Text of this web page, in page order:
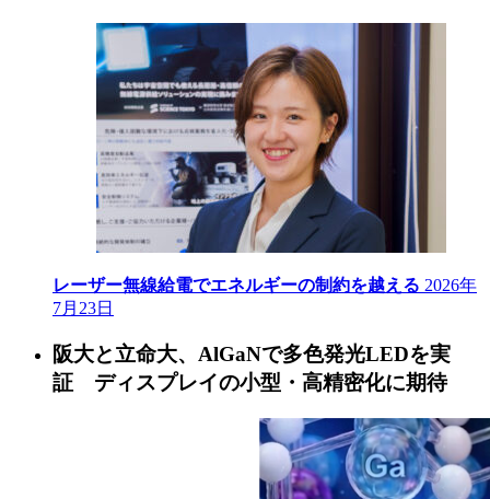
レーザー無線給電でエネルギーの制約を越える 2026年
7月23日
阪大と立命大、AlGaNで多色発光LEDを実
証 ディスプレイの小型・高精密化に期待